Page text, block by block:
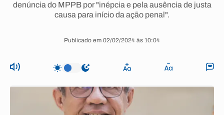
denúncia do MPPB por "inépcia e pela ausência de justa
causa para início da ação penal".
Publicado em 02/02/2024 às 10:04